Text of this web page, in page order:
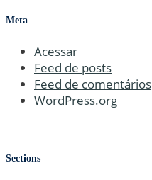
Meta
Acessar
Feed de posts
Feed de comentários
WordPress.org
Sections